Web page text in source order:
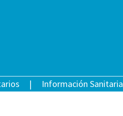
Información Sanitaria